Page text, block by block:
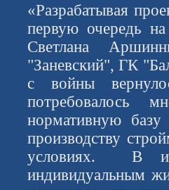
«Разрабатывая
первую очередь
Светлана
"Заневский", ГК
с войны
потребовалось
нормативную базу
производству
условиях. В
индивидуальным